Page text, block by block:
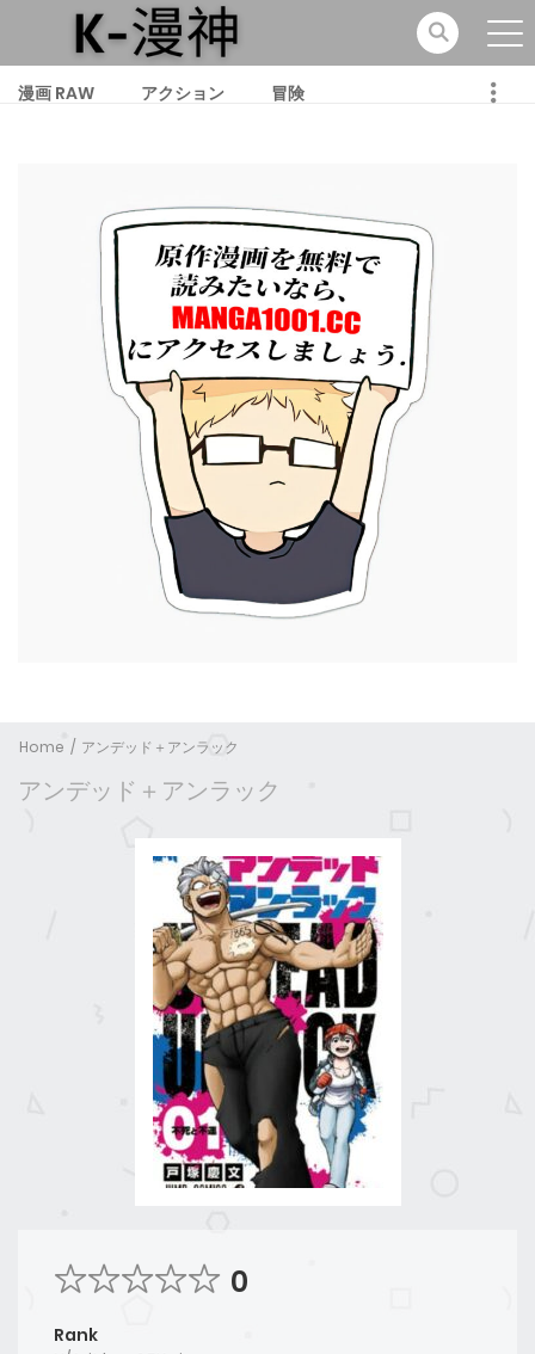
漫画 RAW アクション 冒険
Home アンデッド＋アンラック
アンデッド＋アンラック
0
Rank